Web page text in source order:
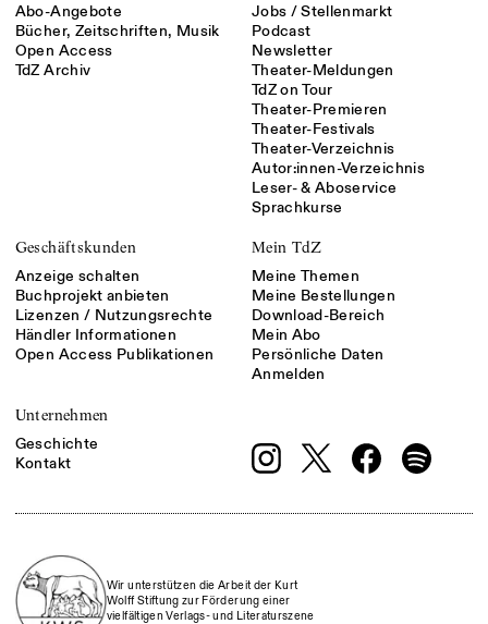
Abo-Angebote
Bücher, Zeitschriften, Musik
Open Access
TdZ Archiv
Jobs / Stellenmarkt
Podcast
Newsletter
Theater-Meldungen
TdZ on Tour
Theater-Premieren
Theater-Festivals
Theater-Verzeichnis
Autor:innen-Verzeichnis
Leser- & Aboservice
Sprachkurse
Geschäftskunden
Anzeige schalten
Buchprojekt anbieten
Lizenzen / Nutzungsrechte
Händler Informationen
Open Access Publikationen
Mein TdZ
Meine Themen
Meine Bestellungen
Download-Bereich
Mein Abo
Persönliche Daten
Anmelden
Unternehmen
Geschichte
Kontakt
Wir unterstützen die Arbeit der Kurt
Wolff Stiftung zur Förderung einer
vielfältigen Verlags- und Literaturszene